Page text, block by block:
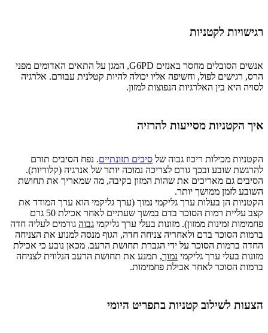
רגישויות לקטניות
אנשים הסובלים מחסר באנזים G6PD, המגן על התאים האדומים מפני
הרס, רגישים לפול, וחשיפה אליו יכולה להיות קטלנית עבורם. אלרגיה
לסויה היא בין האלרגיות הנפוצות למזון.
איך הקטניות מסייעות להרזיה
הקטניות מכילות ריכוז גבוה של סיבים תזונתיים. נפח הסיבים תורם
להרגשת שובע ובכך גורם לצריכה נמוכה יותר של אנרגיה (קלוריות).
הסיבים גם מאריכים את שהות המזון בקיבה, מה שמאריך את תחושת
השובע לזמן ממושך יותר.
הקטניות הן בעלות ערך גליקמי נמוך (ערך גליקמי הוא ערך המודד את
קצב עליית רמות הסוכר בדם במשך שעתיים לאחר אכילת 50 גרם
פחמימות זמינות ממזון). מזונות בעלי ערך גליקמי גבוה גורמים לעליה חדה
ברמות הסוכר בדם ולאחריה צניחה חדה, הגוף מנסה למנוע את הצניחה
החדה ברמות הסוכר על ידי הגברת תחושת הרעב. מכאן נובע כי אכילת
מזונות בעלי ערך גליקמי נמוך, תמנע את תחושת הרעב הנלווית לצניחה
ברמות הסוכר לאחר אכילת פחמימות.
הצעות לשילוב קטניות בתפריט היומי